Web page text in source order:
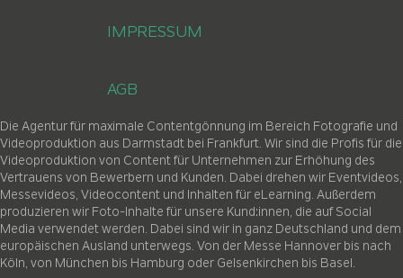
IMPRESSUM
AGB
Die Agentur für maximale Contentgönnung im Bereich Fotografie und
Videoproduktion aus Darmstadt bei Frankfurt. Wir sind die Profis für die
Videoproduktion von Content für Unternehmen zur Erhöhung des
Vertrauens von Bewerbern und Kunden. Dabei drehen wir Eventvideos,
Messevideos, Videocontent und Inhalten für eLearning. Außerdem
produzieren wir Foto-Inhalte für unsere Kund:innen, die auf Social
Media verwendet werden. Dabei sind wir in ganz Deutschland und dem
europäischen Ausland unterwegs. Von der Messe Hannover bis nach
Köln, von München bis Hamburg oder Gelsenkirchen bis Basel.